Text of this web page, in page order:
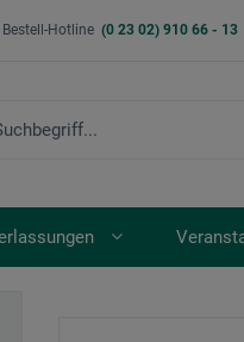
Bestell-Hotline (0 23 02) 910 66 - 13